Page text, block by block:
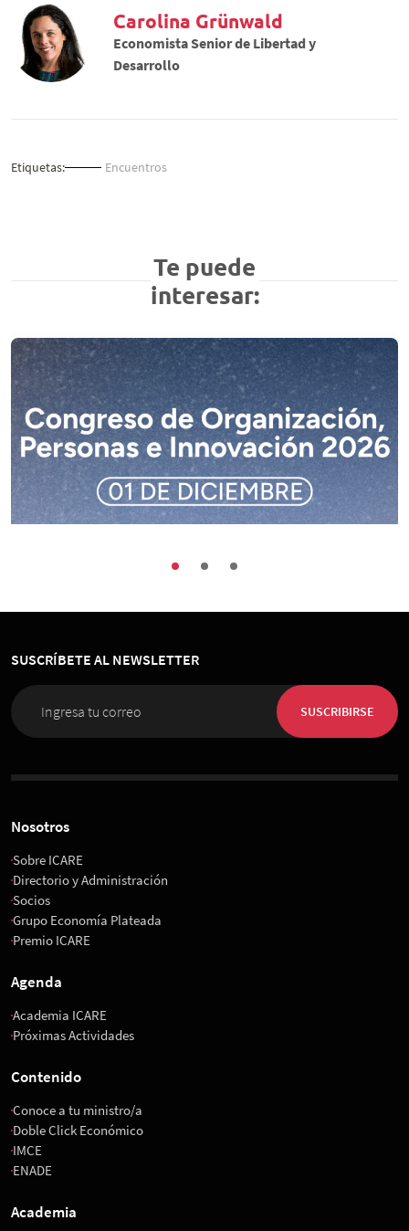
Carolina Grünwald
Economista Senior de Libertad y
Desarrollo
Etiquetas: Encuentros
Te puede
interesar:
01 de Diciembre 2026, 08:00 horas
Espacio Riesco
SUSCRÍBETE AL NEWSLETTER
SUSCRIBIRSE
Nosotros
Sobre ICARE
Directorio y Administración
Socios
Grupo Economía Plateada
Premio ICARE
Agenda
Academia ICARE
Próximas Actividades
Contenido
Conoce a tu ministro/a
Doble Click Económico
IMCE
ENADE
Academia